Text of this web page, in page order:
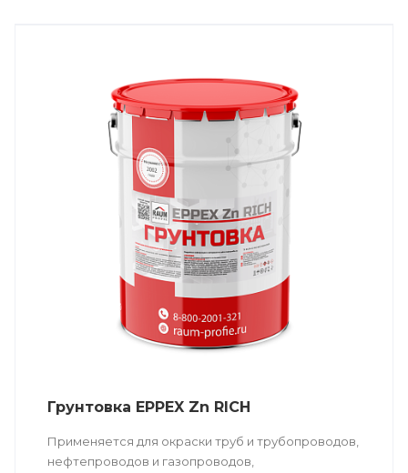
Грунтовка EPPEX Zn RICH
Применяется для окраски труб и трубопроводов,
нефтепроводов и газопроводов,